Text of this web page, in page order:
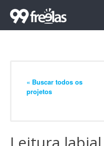
« Buscar todos os
projetos